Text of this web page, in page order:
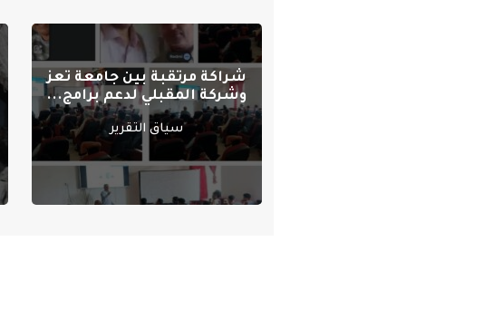
شراكة مرتقبة بين جامعة تعز
وشركة المقبلي لدعم برامج...
سياق التقرير